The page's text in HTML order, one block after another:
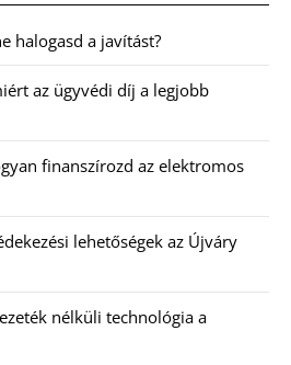
halogasd a javítást?
az ügyvédi díj a legjobb
finanszírozd az elektromos
lehetőségek az Újváry
nélküli technológia a